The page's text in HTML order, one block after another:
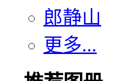
郎静山
更多...